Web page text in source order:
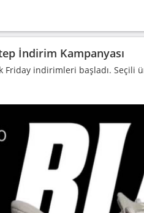
İndirim Kampanyası
Friday indirimleri başladı. Seçili